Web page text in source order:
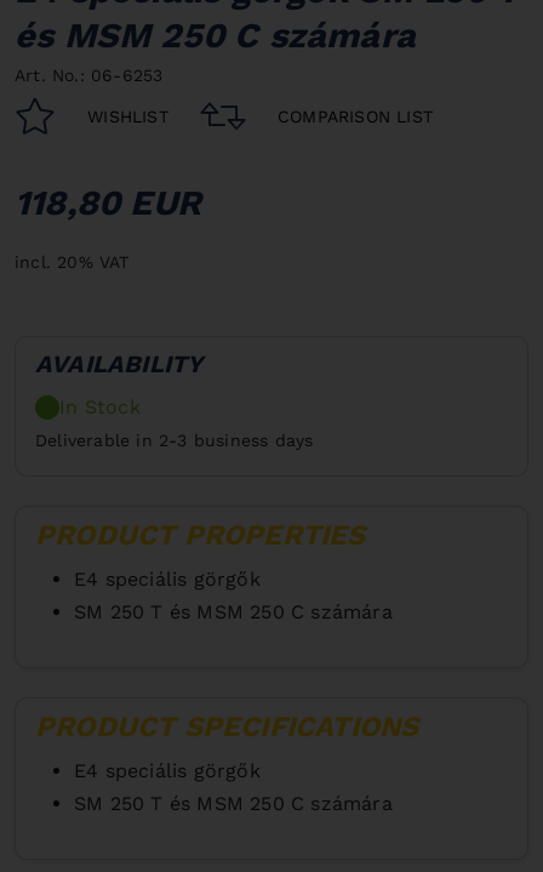
és MSM 250 C számára
Art. No.: 06-6253
WISHLIST COMPARISON LIST
118,80 EUR
incl. 20% VAT
AVAILABILITY
In Stock
Deliverable in 2-3 business days
PRODUCT PROPERTIES
E4 speciális görgők
SM 250 T és MSM 250 C számára
PRODUCT SPECIFICATIONS
E4 speciális görgők
SM 250 T és MSM 250 C számára